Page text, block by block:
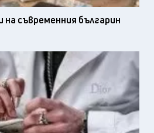
съвременния българин